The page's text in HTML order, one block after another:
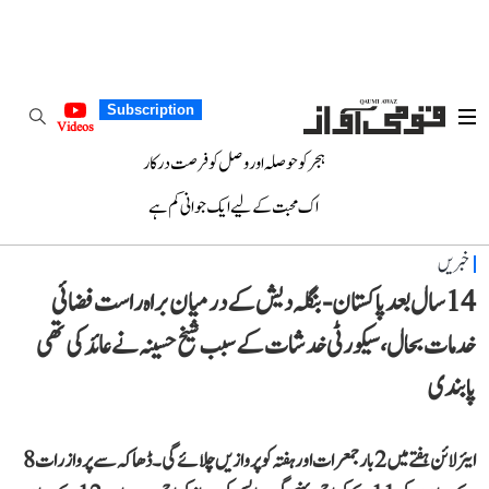
Subscription
Videos
ہجر کو حوصلہ اور وصل کو فرصت درکار
اک محبت کے لیے ایک جوانی کم ہے
خبریں
14 سال بعد پاکستان-بنگلہ دیش کے درمیان براہ راست فضائی
خدمات بحال، سیکورٹی خدشات کے سبب شیخ حسینہ نے عائد کی تھی
پابندی
ایئرلائن ہفتے میں 2 بار جمعرات اور ہفتہ کو پروازیں چلائے گی۔ ڈھاکہ سے پرواز رات 8